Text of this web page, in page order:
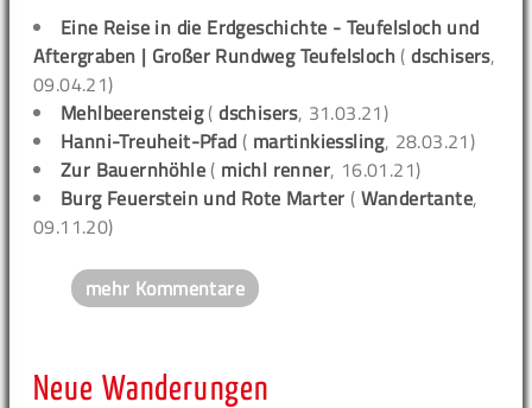
Eine Reise in die Erdgeschichte - Teufelsloch und
Aftergraben | Großer Rundweg Teufelsloch (dschisers,
09.04.21)
Mehlbeerensteig(dschisers, 31.03.21)
Hanni-Treuheit-Pfad ( martinkiessling, 28.03.21)
Zur Bauernhöhle ( michl renner, 16.01.21)
Burg Feuerstein und Rote Marter ( Wandertante,
09.11.20)
mehr Kommentare
Neue Wanderungen